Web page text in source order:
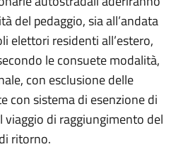
del pedaggio, sia all’andata
elettori residenti all’estero,
le consuete modalità,
con esclusione delle
con sistema di esenzione di
viaggio di raggiungimento del
ritorno.